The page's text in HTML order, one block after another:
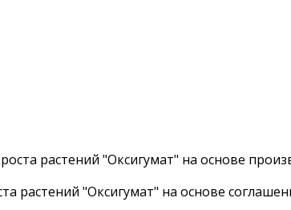
растений "Оксигумат" на основе
растений "Оксигумат" на основе